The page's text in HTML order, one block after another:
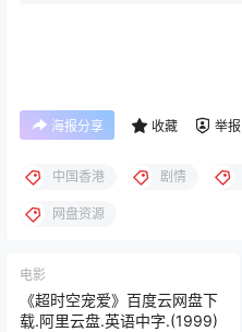
海报分享 收藏 举报
中国香港 剧情
网盘资源
电影
《超时空宠爱》百度云网盘下
载.阿里云盘.英语中字.(1999)